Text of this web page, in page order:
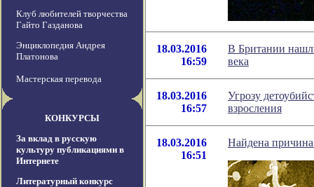
Клуб любителей творчества
Гайто Газданова
Энциклопедия Андрея
Платонова
Мастерская перевода
КОНКУРСЫ
За вклад в русскую
культуру публикациями в
Интернете
Литературный конкурс
18.03.2016
16:59
В Британии
века
18.03.2016
16:57
Угрозу
взросления
18.03.2016
16:51
Найдена причина